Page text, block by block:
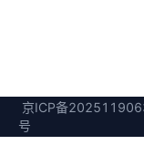
京ICP备
号